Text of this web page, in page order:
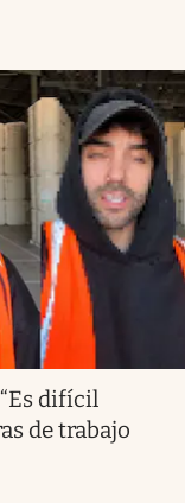
difícil
de trabajo